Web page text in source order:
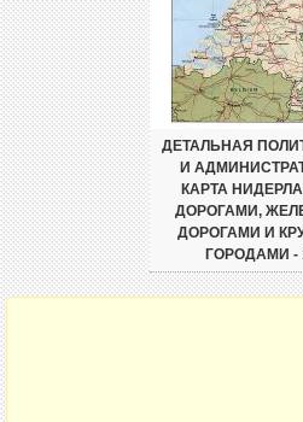
ДЕТАЛЬНАЯ
И
КАРТА
ДОРОГАМИ,
ДОРОГАМИ И
ГОРОДАМИ -